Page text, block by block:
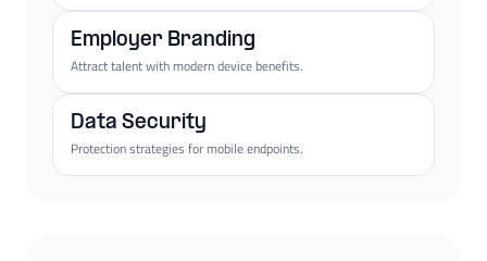
Employer Branding
Attract talent with modern device benefits.
Data Security
Protection strategies for mobile endpoints.